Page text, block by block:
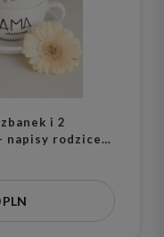
i 2
napisy rodzice